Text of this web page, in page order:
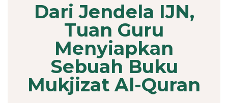
Dari Jendela IJN,
Tuan Guru
Menyiapkan
Sebuah Buku
Mukjizat Al-Quran